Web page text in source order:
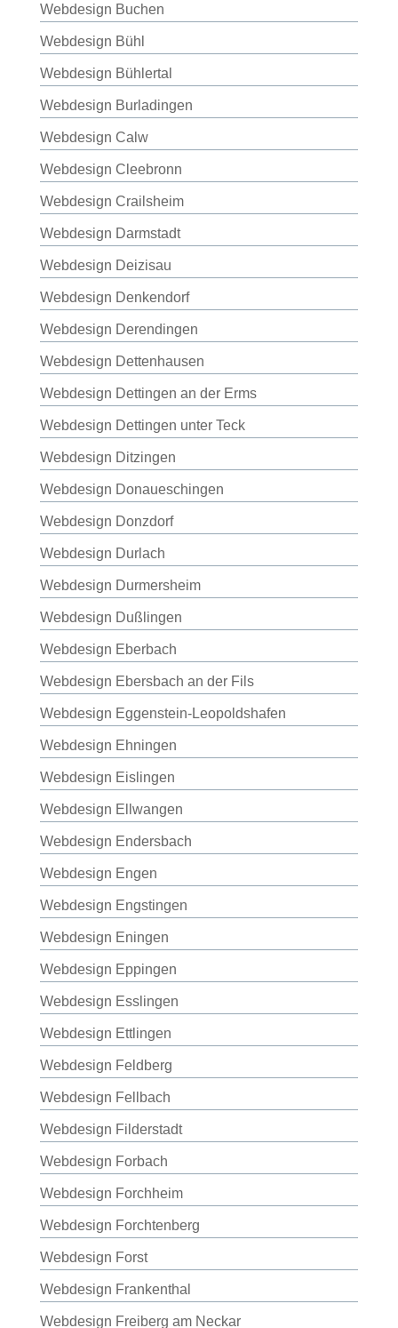
Webdesign Buchen
Webdesign Bühl
Webdesign Bühlertal
Webdesign Burladingen
Webdesign Calw
Webdesign Cleebronn
Webdesign Crailsheim
Webdesign Darmstadt
Webdesign Deizisau
Webdesign Denkendorf
Webdesign Derendingen
Webdesign Dettenhausen
Webdesign Dettingen an der Erms
Webdesign Dettingen unter Teck
Webdesign Ditzingen
Webdesign Donaueschingen
Webdesign Donzdorf
Webdesign Durlach
Webdesign Durmersheim
Webdesign Dußlingen
Webdesign Eberbach
Webdesign Ebersbach an der Fils
Webdesign Eggenstein-Leopoldshafen
Webdesign Ehningen
Webdesign Eislingen
Webdesign Ellwangen
Webdesign Endersbach
Webdesign Engen
Webdesign Engstingen
Webdesign Eningen
Webdesign Eppingen
Webdesign Esslingen
Webdesign Ettlingen
Webdesign Feldberg
Webdesign Fellbach
Webdesign Filderstadt
Webdesign Forbach
Webdesign Forchheim
Webdesign Forchtenberg
Webdesign Forst
Webdesign Frankenthal
Webdesign Freiberg am Neckar